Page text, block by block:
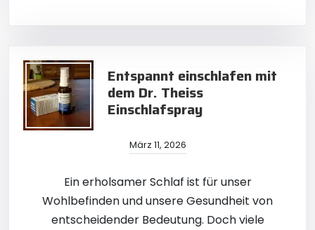
Entspannt einschlafen mit
dem Dr. Theiss
Einschlafspray
März 11, 2026
Ein erholsamer Schlaf ist für unser
Wohlbefinden und unsere Gesundheit von
entscheidender Bedeutung. Doch viele